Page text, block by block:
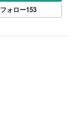
フォロー153